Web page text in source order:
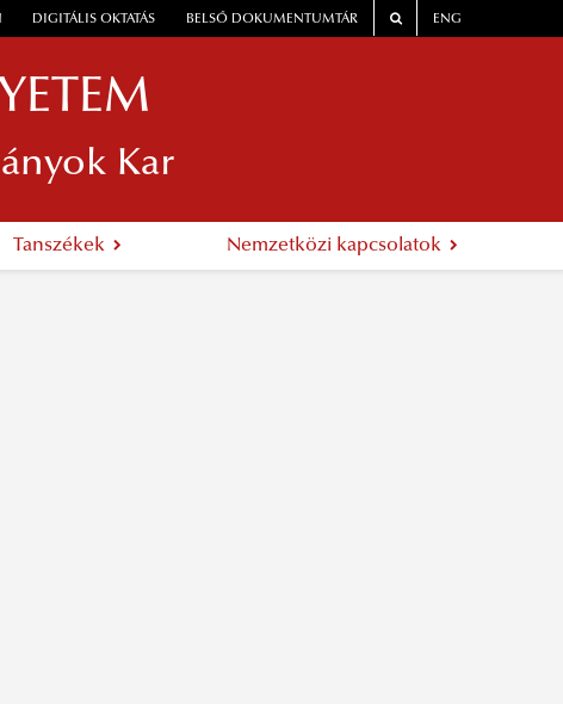
DIGITÁLIS OKTATÁS BELSŐ DOKUMENTUMTÁR ENG
Kar
Tanszékek Nemzetközi kapcsolatok